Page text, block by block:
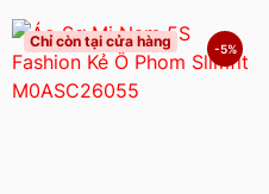
Chỉ còn tại cửa hàng -5%